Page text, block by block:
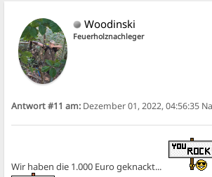
Woodinski
Feuerholznachleger
Antwort #11 am: Dezember 01, 2022, 04:56:35
Wir haben die 1.000 Euro geknackt...